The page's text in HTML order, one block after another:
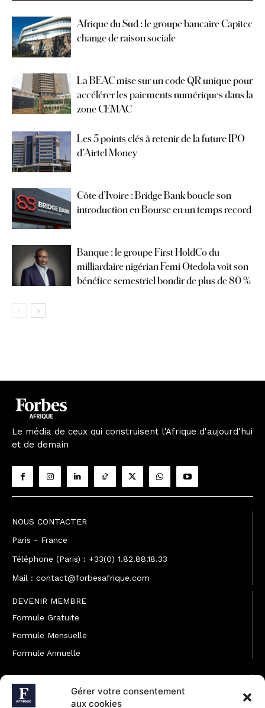
Gérer votre consentement
aux cookies
Afrique du Sud : le groupe bancaire Capitec
change de raison sociale
La BEAC mise sur un code QR unique pour
accélérer les paiements numériques dans la
zone CEMAC
Les 5 points clés à retenir de la future IPO
d’Airtel Money
Côte d’Ivoire : Bridge Bank boucle son
introduction en Bourse en un temps record
Banque : le groupe First HoldCo du
milliardaire nigérian Femi Otedola voit son
bénéfice semestriel bondir de plus de 80 %
Le média de ceux qui construisent l'Afrique d'aujourd'hui
et de demain
NOUS CONTACTER
Paris - France
Téléphone (Paris) : +33(0) 1.82.88.18.33
Mail : contact@forbesafrique.com
DEVENIR MEMBRE
Formule Gratuite
Formule Mensuelle
Formule Annuelle
JOINDRE L'ÉQUIPE
Rédaction